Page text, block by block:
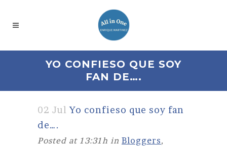
YO CONFIESO QUE SOY
FAN DE….
02 Jul Yo confieso que soy fan
de….
Posted at 13:31h in Bloggers,